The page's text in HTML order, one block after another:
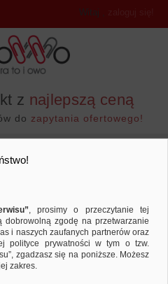
z najlepszą ceną
do zapytania ofertowego!
Witaj ,
wyszukiwania
, prosimy o przeczytanie tej
zgodę na przetwarzanie
i naszych zaufanych partnerów oraz
polityce prywatności w tym o tzw.
zgadzasz się na poniższe. Możesz
zakres.